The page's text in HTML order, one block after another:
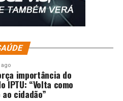
ago
importância do
IPTU: “Volta como
cidadão”